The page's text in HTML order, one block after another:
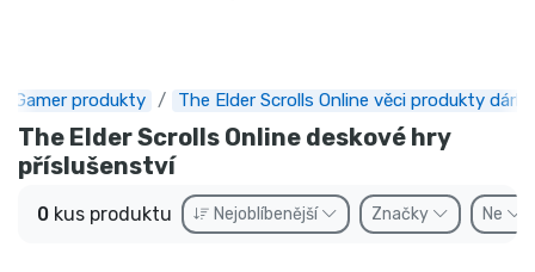
Gamer produkty The Elder Scrolls Online věci produkty dárky
The Elder Scrolls Online deskové hry
příslušenství
0 kus produktu Nejoblíbenější Značky Ne
Expresní doručení
Předobjednat
Outlet produkty